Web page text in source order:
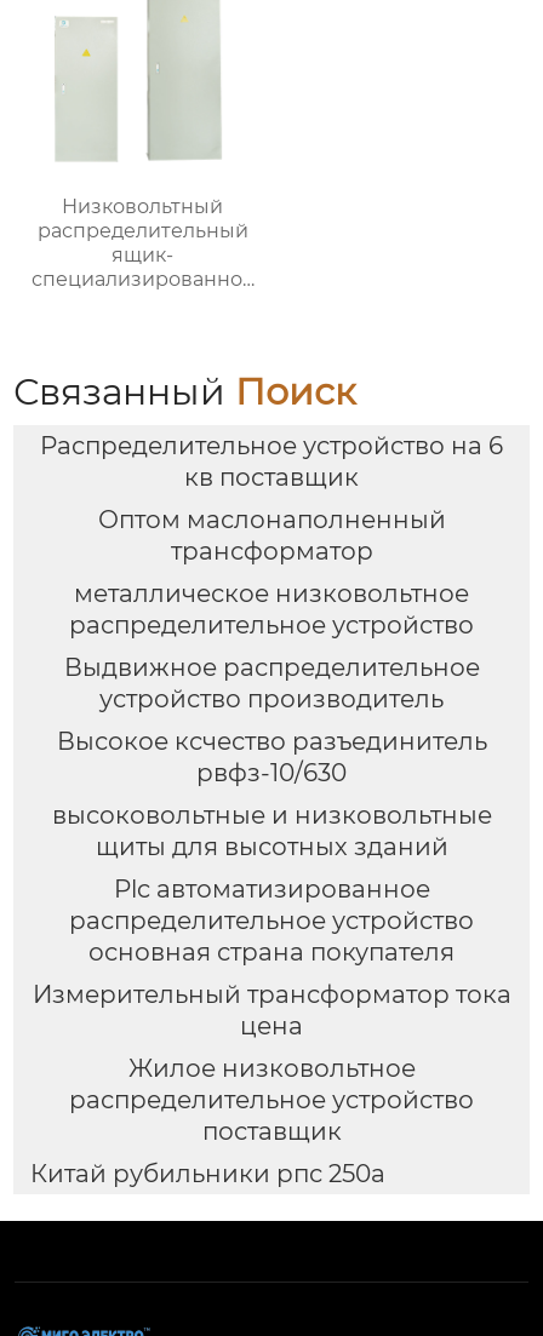
Низковольтный
распределительный
ящик-
специализированное
Связанный Поиск
Распределительное устройство на 6
кв поставщик
Оптом маслонаполненный
трансформатор
металлическое низковольтное
распределительное устройство
Выдвижное распределительное
устройство производитель
Высокое ксчество разъединитель
рвфз-10/630
высоковольтные и низковольтные
щиты для высотных зданий
Plc автоматизированное
распределительное устройство
основная страна покупателя
Измерительный трансформатор тока
цена
Жилое низковольтное
распределительное устройство
поставщик
Китай рубильники рпс 250а